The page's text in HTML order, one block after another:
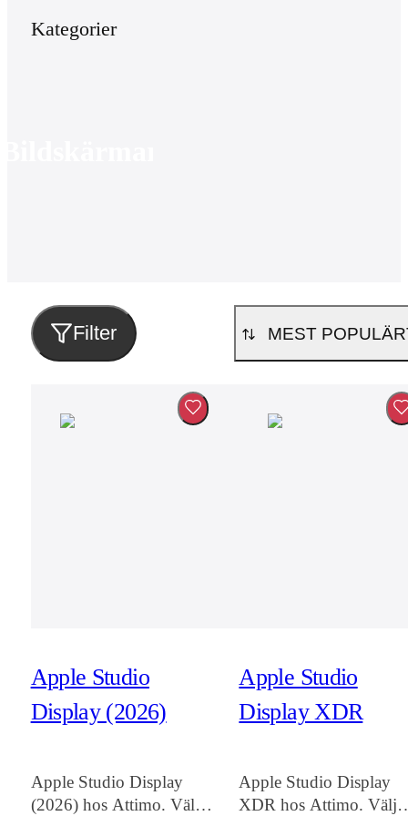
Kategorier
Filter MEST
Apple Studio
Display (2026)
Apple Studio Display
(2026) hos Attimo. Välj
Apple Studio
Display XDR
Apple Studio Display
XDR hos Attimo. Välj